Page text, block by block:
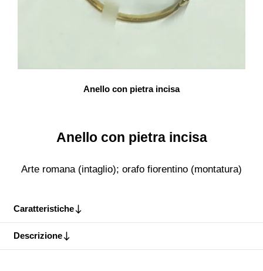
Anello con pietra incisa
Anello con pietra incisa
Arte romana (intaglio); orafo fiorentino (montatura)
Caratteristiche
Descrizione